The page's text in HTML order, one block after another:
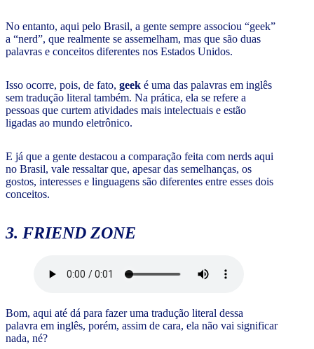
No entanto, aqui pelo Brasil, a gente sempre associou “geek”
a “nerd”, que realmente se assemelham, mas que são duas
palavras e conceitos diferentes nos Estados Unidos.
Isso ocorre, pois, de fato, geek é uma das palavras em inglês
sem tradução literal também. Na prática, ela se refere a
pessoas que curtem atividades mais intelectuais e estão
ligadas ao mundo eletrônico.
E já que a gente destacou a comparação feita com nerds aqui
no Brasil, vale ressaltar que, apesar das semelhanças, os
gostos, interesses e linguagens são diferentes entre esses dois
conceitos.
3. FRIEND ZONE
Bom, aqui até dá para fazer uma tradução literal dessa
palavra em inglês, porém, assim de cara, ela não vai significar
nada, né?